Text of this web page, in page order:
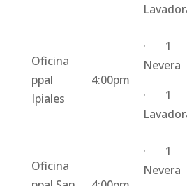
Oficina
ppal
Ipiales
4:00pm
· 1
Nevera
· 1
Oficina
· 1
Nevera